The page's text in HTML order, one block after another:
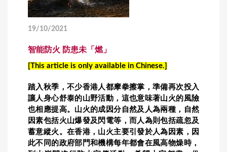
19/10/2021
智能防火 防患未「燃」
[This article is only available in Chinese.]
踏入秋季，不少香港人都摩拳擦掌，準備再次投入
讓人身心舒泰的山野活動，這也意味著山火的風險
也相應提高。山火的成因分自然及人為兩種，自然
因素包括火山爆發及閃電等，而人為則包括疏忽及
蓄意縱火。在香港，山火主要引發於人為因素，因
此不同的政府部門和機構每年都會在風高物燥時，